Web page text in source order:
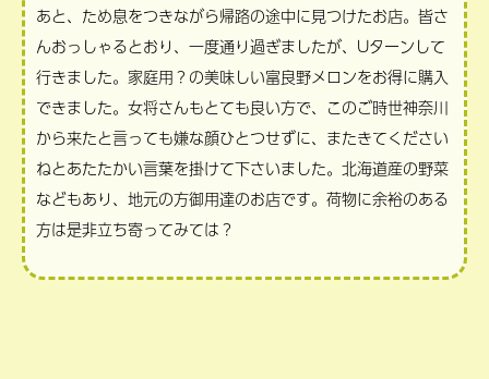
あと、ため息をつきながら帰路の途中に見つけたお店。皆さ
んおっしゃるとおり、一度通り過ぎましたが、Uターンして
行きました。家庭用？の美味しい富良野メロンをお得に購入
できました。女将さんもとても良い方で、このご時世神奈川
から来たと言っても嫌な顔ひとつせずに、またきてください
ねとあたたかい言葉を掛けて下さいました。北海道産の野菜
などもあり、地元の方御用達のお店です。荷物に余裕のある
方は是非立ち寄ってみては？